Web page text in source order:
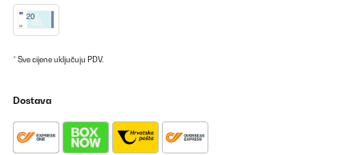
* Sve cijene uključuju PDV.
Dostava